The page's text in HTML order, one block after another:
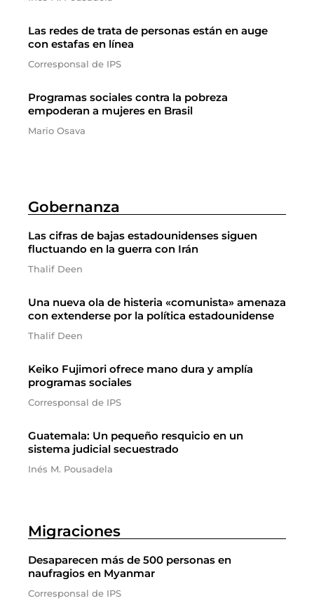
Las redes de trata de personas están en auge
con estafas en línea
Corresponsal de IPS
Programas sociales contra la pobreza
empoderan a mujeres en Brasil
Mario Osava
Gobernanza
Las cifras de bajas estadounidenses siguen
fluctuando en la guerra con Irán
Thalif Deen
Una nueva ola de histeria «comunista» amenaza
con extenderse por la política estadounidense
Thalif Deen
Keiko Fujimori ofrece mano dura y amplía
programas sociales
Corresponsal de IPS
Guatemala: Un pequeño resquicio en un
sistema judicial secuestrado
Inés M. Pousadela
Migraciones
Desaparecen más de 500 personas en
naufragios en Myanmar
Corresponsal de IPS